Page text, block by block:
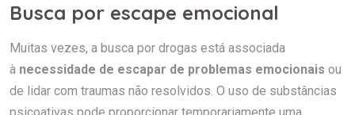
Busca por escape emocional
Muitas vezes, a busca por drogas está associada
à necessidade de escapar de problemas emocionais ou
de lidar com traumas não resolvidos. O uso de substâncias